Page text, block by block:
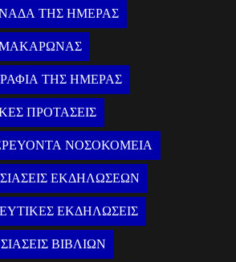
ΤΗΣ ΗΜΕΡΑΣ
ΜΑΚΑΡΩΝΑΣ
ΤΗΣ ΗΜΕΡΑΣ
ΠΡΟΤΑΣΕΙΣ
ΝΟΣΟΚΟΜΕΙΑ
ΕΚΔΗΛΩΣΕΩΝ
ΕΚΔΗΛΩΣΕΙΣ
ΒΙΒΛΙΩΝ